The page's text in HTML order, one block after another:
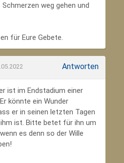
weg gehen und
für Eure Gebete.
Antworten
ist im Endstadium einer
könnte ein Wunder
er in seinen letzten Tagen
ist. Bitte betet für ihn um
es denn so der Wille